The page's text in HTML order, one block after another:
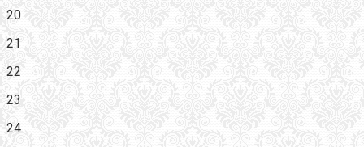
20
21
22
23
24